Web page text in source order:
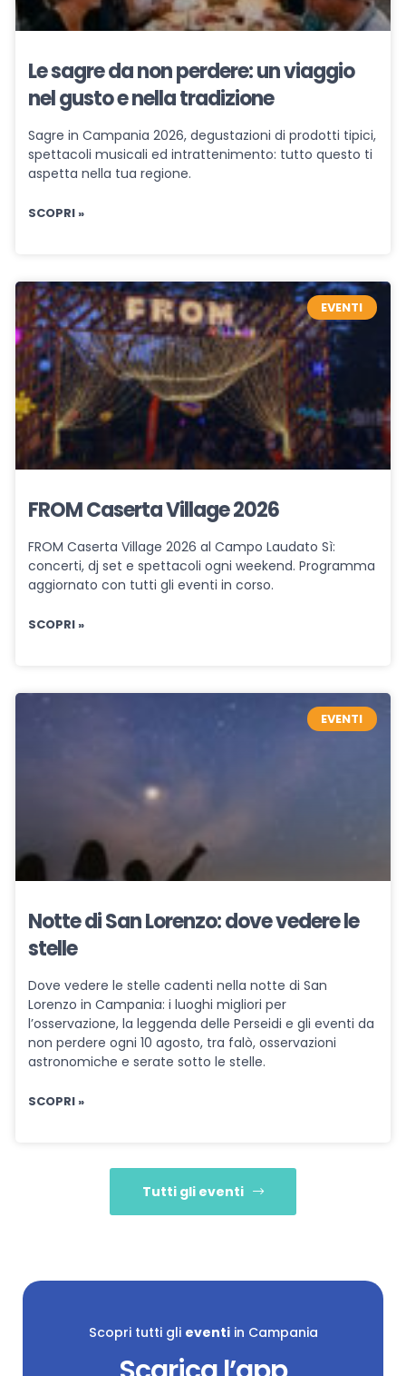
Le sagre da non perdere: un viaggio
nel gusto e nella tradizione
Sagre in Campania 2026, degustazioni di prodotti tipici,
spettacoli musicali ed intrattenimento: tutto questo ti
aspetta nella tua regione.
SCOPRI »
EVENTI
FROM Caserta Village 2026
FROM Caserta Village 2026 al Campo Laudato Sì:
concerti, dj set e spettacoli ogni weekend. Programma
aggiornato con tutti gli eventi in corso.
SCOPRI »
EVENTI
Notte di San Lorenzo: dove vedere le
stelle
Dove vedere le stelle cadenti nella notte di San
Lorenzo in Campania: i luoghi migliori per
l’osservazione, la leggenda delle Perseidi e gli eventi da
non perdere ogni 10 agosto, tra falò, osservazioni
astronomiche e serate sotto le stelle.
SCOPRI »
Tutti gli eventi
Scopri tutti gli eventiin Campania